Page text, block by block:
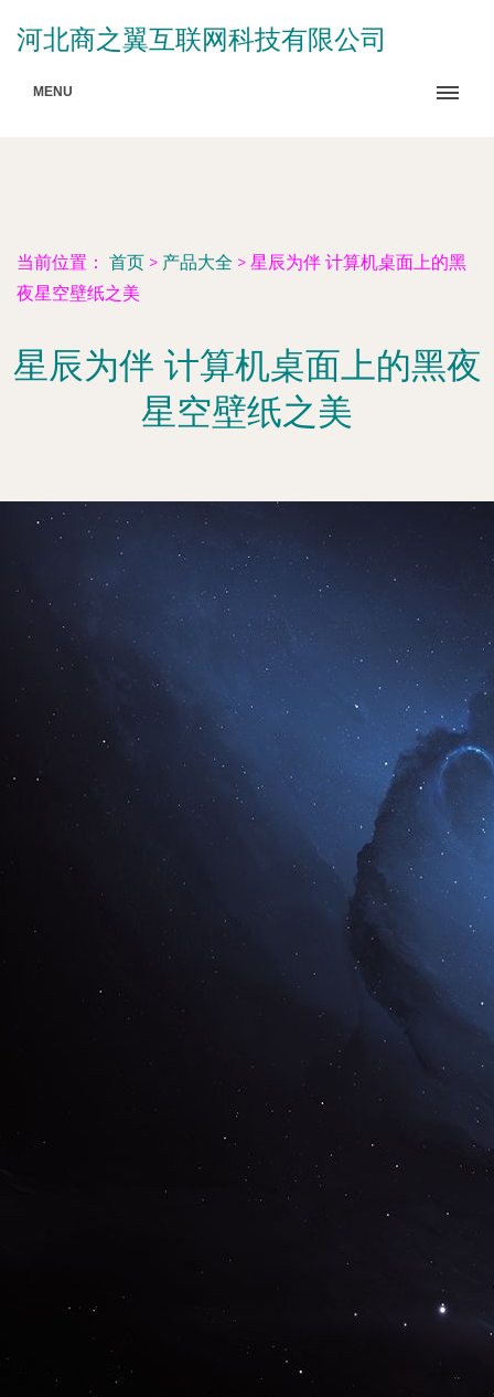
河北商之翼互联网科技有限公司
MENU
当前位置： 首页 > 产品大全 > 星辰为伴 计算机桌面上的黑
夜星空壁纸之美
星辰为伴 计算机桌面上的黑夜
星空壁纸之美